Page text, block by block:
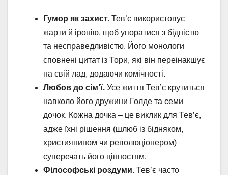
Гумор як захист. Тев’є використовує
жарти й іронію, щоб упоратися з бідністю
та несправедливістю. Його монологи
сповнені цитат із Тори, які він переінакшує
на свій лад, додаючи комічності.
Любов до сім’ї. Усе життя Тев’є крутиться
навколо його дружини Голде та семи
дочок. Кожна дочка – це виклик для Тев’є,
адже їхні рішення (шлюб із бідняком,
християнином чи революціонером)
суперечать його цінностям.
Філософські роздуми. Тев’є часто